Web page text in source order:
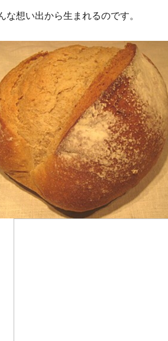
な想い出から生まれるのです。